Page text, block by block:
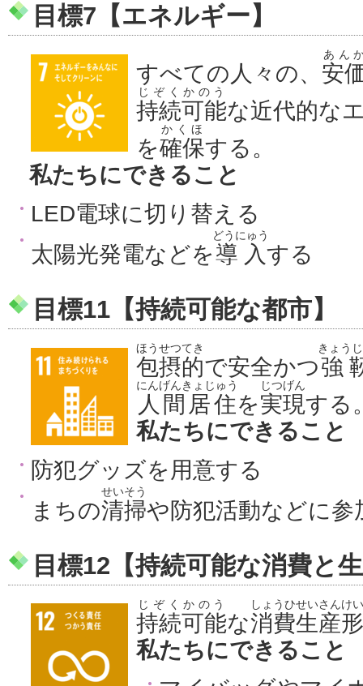
目標7【エネルギー】
すべての人々の、 安
あん
持続可能
じぞくかのう
な近代的な
を確保
かくほ
する。
私たちにできること
LED電球に切り替える
太陽光発電などを導入
どうにゅう
する
目標11【持続可能な都市】
包摂的
ほうせつてき
で安全かつ強
きょう
人間居住
にんげんきょじゅう
を実現
じつげん
する
私たちにできること
防犯グッズを用意する
まちの清掃
せいそう
や防犯活動などに参
目標12【持続可能な消費と
持続可能
じぞくかのう
な消費生産
しょうひせいさんけ
私たちにできること